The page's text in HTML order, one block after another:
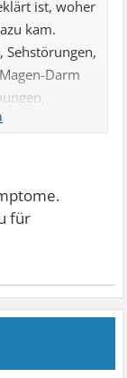
ist, woher
kam.
Sehstörungen,
Darm
besonders
für